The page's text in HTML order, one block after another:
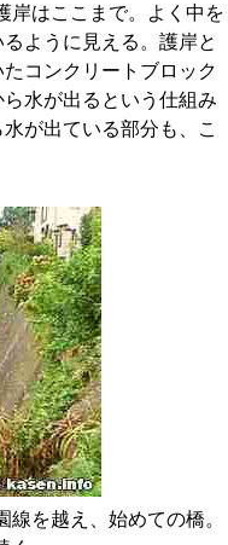
岸はここまで。よく中を
ように見える。護岸と
コンクリートブロック
水が出るという仕組み
が出ている部分も、こ
を越え、始めての橋。